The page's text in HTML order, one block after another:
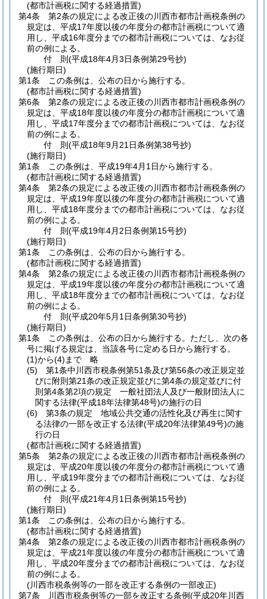
(都市計画税に関する経過措置)
第4条
第2条の規定による改正後の川西市都市計画税条例の
規定は、平成17年度以後の年度分の都市計画税について適
用し、平成16年度分までの都市計画税については、なお従
前の例による。
付 則(平成18年4月3日条例第29号抄)
(施行期日)
第1条
この条例は、公布の日から施行する。
(都市計画税に関する経過措置)
第6条
第2条の規定による改正後の川西市都市計画税条例の
規定は、平成18年度以後の年度分の都市計画税について適
用し、平成17年度分までの都市計画税については、なお従
前の例による。
付 則(平成18年9月21日条例第38号抄)
(施行期日)
第1条
この条例は、平成19年4月1日から施行する。
(都市計画税に関する経過措置)
第4条
第2条の規定による改正後の川西市都市計画税条例の
規定は、平成19年度以後の年度分の都市計画税について適
用し、平成18年度分までの都市計画税については、なお従
前の例による。
付 則(平成19年4月2日条例第15号抄)
(施行期日)
第1条
この条例は、公布の日から施行する。
(都市計画税に関する経過措置)
第4条
第2条の規定による改正後の川西市都市計画税条例の
規定は、平成19年度以後の年度分の都市計画税について適
用し、平成18年度分までの都市計画税については、なお従
前の例による。
付 則(平成20年5月1日条例第30号抄)
(施行期日)
第1条
この条例は、公布の日から施行する。 ただし、次の各
号に掲げる規定は、当該各号に定める日から施行する。
(1)から(4)まで
略
(5)
第1条中川西市税条例第51条及び第56条の改正規定並
びに附則第21条の改正規定並びに第4条の規定並びに付
則第4条第2項の規定 一般社団法人及び一般財団法人に
関する法律(平成18年法律第48号)の施行の日
(6)
第3条の規定 地域公共交通の活性化及び再生に関す
る法律の一部を改正する法律(平成20年法律第49号)の施
行の日
(都市計画税に関する経過措置)
第5条
第2条の規定による改正後の川西市都市計画税条例の
規定は、平成20年度以後の年度分の都市計画税について適
用し、平成19年度分までの都市計画税については、なお従
前の例による。
付 則(平成21年4月1日条例第15号抄)
(施行期日)
第1条
この条例は、公布の日から施行する。
(都市計画税に関する経過措置)
第4条
第2条の規定による改正後の川西市都市計画税条例の
規定は、平成21年度以後の年度分の都市計画税について適
用し、平成20年度分までの都市計画税については、なお従
前の例による。
(川西市税条例等の一部を改正する条例の一部改正)
第7条
川西市税条例等の一部を改正する条例(平成20年川西